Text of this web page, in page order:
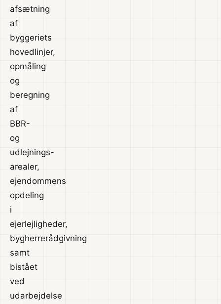
afsætning
af
byggeriets
hovedlinjer,
opmåling
og
beregning
af
BBR-
og
udlejnings-
arealer,
ejendommens
opdeling
i
ejerlejligheder,
bygherrerådgivning
samt
bistået
ved
udarbejdelse